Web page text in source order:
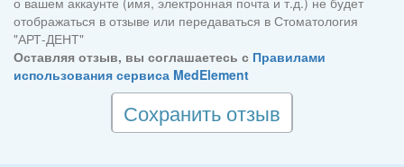
отображаться в отзыве или передаваться в Стоматология
"АРТ-ДЕНТ"
Оставляя отзыв, вы соглашаетесь с Правилами
использования сервиса MedElement
Сохранить отзыв